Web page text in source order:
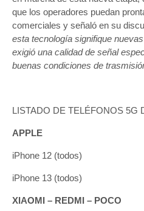
que los operadores puedan
comerciales y señaló en su
esta tecnología signifique
exigió una calidad de señal
buenas condiciones de
LISTADO DE TELÉFONOS 5G
APPLE
iPhone 12 (todos)
iPhone 13 (todos)
XIAOMI – REDMI – POCO